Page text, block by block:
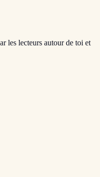
les lecteurs autour de toi et